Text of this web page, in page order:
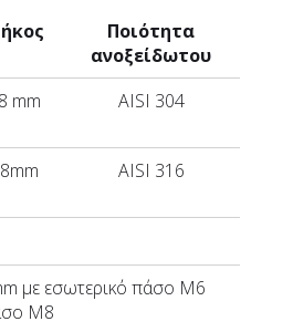
Ποιότητα
ανοξείδωτου
mm AISI 304
AISI 316
με εσωτερικό πάσο Μ6
Μ8